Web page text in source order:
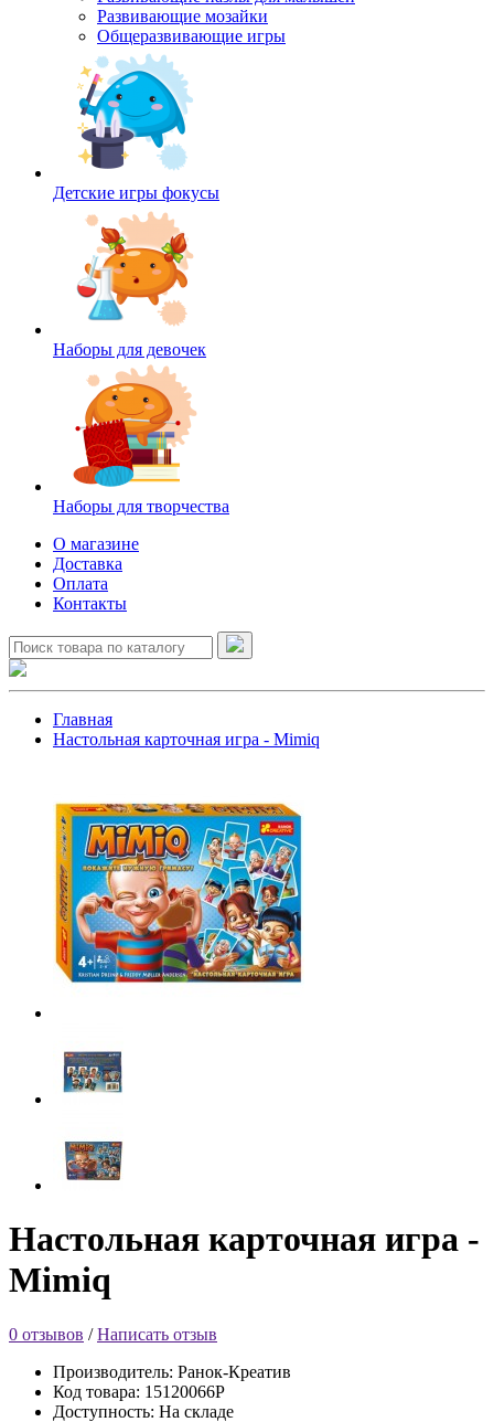
Развивающие мозайки
Общеразвивающие игры
Детские игры фокусы
Наборы для девочек
Наборы для творчества
О магазине
Доставка
Оплата
Контакты
Главная
Настольная карточная игра - Mimiq
Настольная карточная игра -
Mimiq
0 отзывов /Написать отзыв
Производитель: Ранок-Креатив
Код товара: 15120066Р
Доступность: На складе